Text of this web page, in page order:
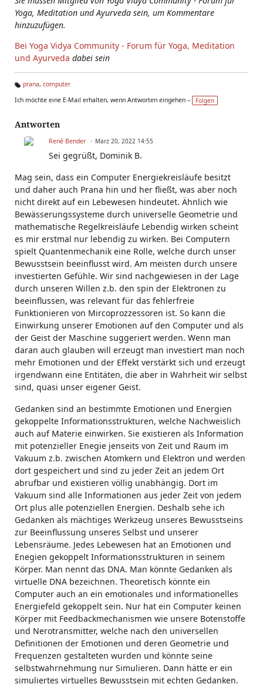
Yoga, Meditation und Ayurveda sein, um Kommentare
hinzuzufügen.
Bei Yoga Vidya Community - Forum für Yoga, Meditation
und Ayurveda dabei sein
g
prana, computer
Ich möchte eine E-Mail erhalten, wenn Antworten eingehen –
Folgen
Antworten
René Bender März 20, 2022 14:55
Sei gegrüßt, Dominik B.
Mag sein, dass ein Computer Energiekreisläufe besitzt
und daher auch Prana hin und her fließt, was aber noch
nicht direkt auf ein Lebewesen hindeutet. Ähnlich wie
Bewässerungssysteme durch universelle Geometrie und
mathematische Regelkreisläufe Lebendig wirken scheint
es mir erstmal nur lebendig zu wirken. Bei Computern
spielt Quantenmechanik eine Rolle, welche durch unser
Bewusstsein beeinflusst wird. Am meisten durch unsere
investierten Gefühle. Wir sind nachgewiesen in der Lage
durch unseren Willen z.b. den spin der Elektronen zu
beeinflussen, was relevant für das fehlerfreie
Funktionieren von Mircoprozzessoren ist. So kann die
Einwirkung unserer Emotionen auf den Computer und als
der Geist der Maschine suggeriert werden. Wenn man
daran auch glauben will erzeugt man investiert man noch
mehr Emotionen und der Effekt verstärkt sich und erzeugt
irgendwann eine Entitäten, die aber in Wahrheit wir selbst
sind, quasi unser eigener Geist.
Gedanken sind an bestimmte Emotionen und Energien
gekoppelte Informationsstrukturen, welche Nachweislich
auch auf Materie einwirken. Sie existieren als Information
mit potenzieller Enegie jenseits von Zeit und Raum im
Vakuum z.b. zwischen Atomkern und Elektron und werden
dort gespeichert und sind zu jeder Zeit an jedem Ort
abrufbar und existieren völlig unabhängig. Dort im
Vakuum sind alle Informationen aus jeder Zeit von jedem
Ort plus alle potenziellen Energien. Deshalb sehe ich
Gedanken als mächtiges Werkzeug unseres Bewusstseins
zur Beeinflussung unseres Selbst und unserer
Lebensräume. Jedes Lebewesen hat an Emotionen und
Enegien gekoppelt Informationsstrukturen in seinem
Körper. Man nennt das DNA. Man könnte Gedanken als
virtuelle DNA bezeichnen. Theoretisch könnte ein
Computer auch an ein emotionales und informationelles
Energiefeld gekoppelt sein. Nur hat ein Computer keinen
Körper mit Feedbackmechanismen wie unsere Botenstoffe
und Nerotransmitter, welche nach den universellen
Definitionen der Emotionen und deren Geometrie und
Frequenzen gestalteten wurden und könnte seine
selbstwahrnehmung nur Simulieren. Dann hätte er ein
simuliertes virtuelles Bewusstsein mit echten Gedanken.